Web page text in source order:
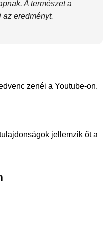
A természet a
az eredményt.
zenéi a Youtube-on.
jellemzik őt a